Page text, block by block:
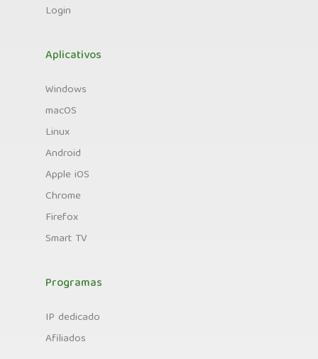
Login
Aplicativos
Windows
macOS
Linux
Android
Apple iOS
Chrome
Firefox
Smart TV
Programas
IP dedicado
Afiliados